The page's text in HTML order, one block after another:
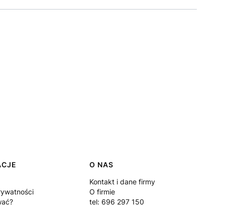
O NAS
Kontakt i dane firmy
O firmie
tel: 696 297 150